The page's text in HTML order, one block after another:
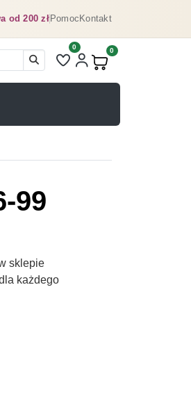
od 200 złPomocKontakt
Liczba pozycji na liście
0
Produkty w koszyku:
0
99
sklepie
każdego